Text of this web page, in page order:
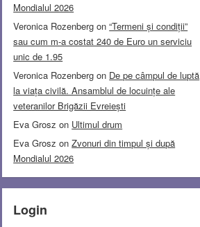
Mondialul 2026
Veronica Rozenberg on“Termeni și condiții”
sau cum m-a costat 240 de Euro un serviciu
unic de 1.95
Veronica Rozenberg on De pe câmpul de luptă
la viața civilă. Ansamblul de locuințe ale
veteranilor Brigăzii Evreiești
Eva Grosz on Ultimul drum
Eva Grosz onZvonuri din timpul și după
Mondialul 2026
Login